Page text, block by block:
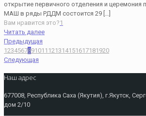
открытие первичного отделения и церемония
МАШ в ряды РДДМ состоится 29 […]
Вам нравится это?1
Читать далее
Предыдущая
1234567891011 121314151617181920
Следующая
Наш адрес
677008, Республика Саха (Якутия), г.Якутск,
дом 2/10